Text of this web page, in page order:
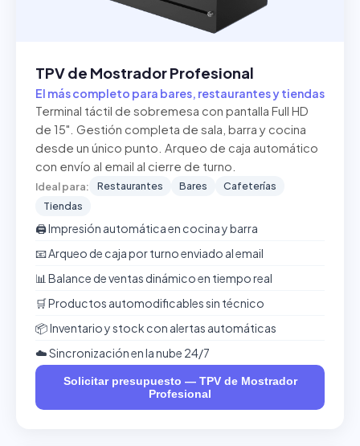
TPV de Mostrador Profesional
El más completo para bares, restaurantes y tiendas
Terminal táctil de sobremesa con pantalla Full HD
de 15". Gestión completa de sala, barra y cocina
desde un único punto. Arqueo de caja automático
con envío al email al cierre de turno.
Ideal para: Restaurantes Bares
Cafeterías
Tiendas
🖨️ Impresión automática en cocina y barra
📧 Arqueo de caja por turno enviado al email
📊 Balance de ventas dinámico en tiempo real
🛒 Productos automodificables sin técnico
📦 Inventario y stock con alertas automáticas
☁️ Sincronización en la nube 24/7
Solicitar presupuesto — TPV de Mostrador
Profesional